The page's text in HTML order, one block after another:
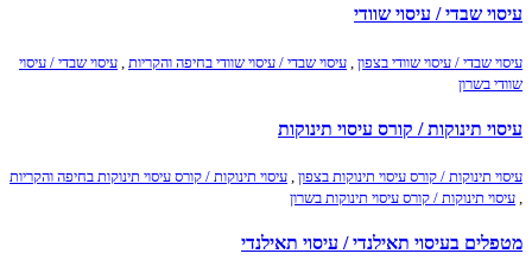
עיסוי שבדי / עיסוי שוודי
עיסוי שבדי / עיסוי שוודי בצפון עיסוי שבדי / עיסוי שוודי בחיפה והקריות
עיסוי שבדי / עיסוי
שוודי בשרון
עיסוי תינוקות / קורס עיסוי תינוקות
עיסוי תינוקות / קורס עיסוי תינוקות בצפון , עיסוי תינוקות / קורס עיסוי תינוקות בחיפה והקריות
, עיסוי תינוקות / קורס עיסוי תינוקות בשרון
מטפלים בעיסוי תאילנדי / עיסוי תאילנדי